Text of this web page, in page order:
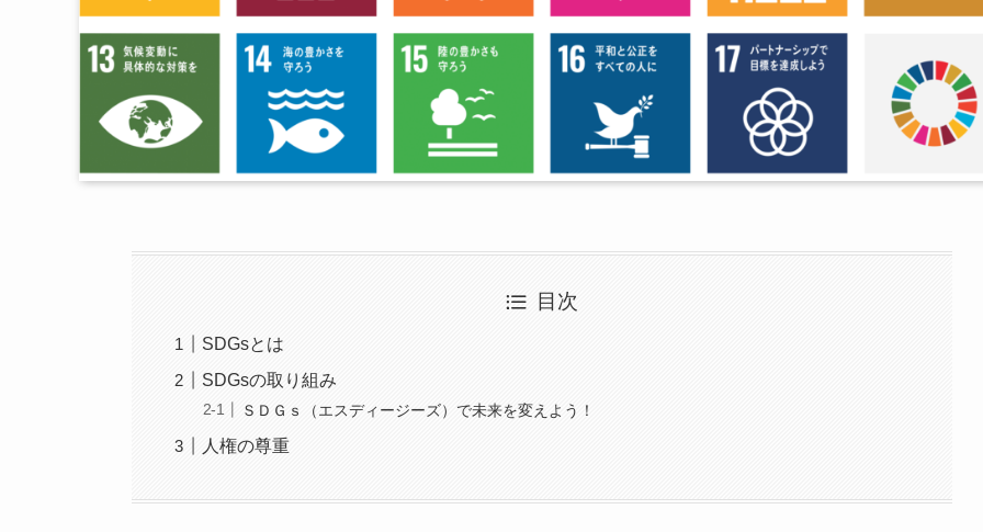
目次
SDGsとは
SDGsの取り組み
ＳＤＧｓ（エスディージーズ）で未来を変えよう！
人権の尊重